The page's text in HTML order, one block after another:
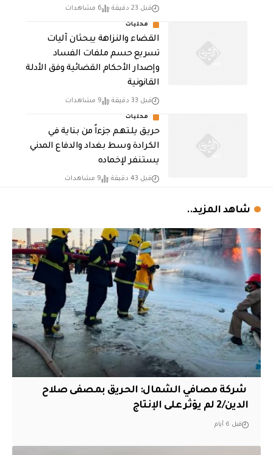
قبل 23 دقيقة 6 مشاهدات
محليات
القضاء والنزاهة يبحثان آليات
تسريع حسم ملفات الفساد
وإصدار الأحكام القضائية وفق الأدلة
القانونية
قبل 33 دقيقة 9 مشاهدات
محليات
حريق يلتهم جزءاً من بناية في
الكرادة وسط بغداد والدفاع المدني
يستنفر لإخماده
قبل 43 دقيقة 9 مشاهدات
شاهد المزيد..
‏ شركة مصافي الشمال: الحريق بمصفى صلاح
الدين/2 لم يؤثر على الإنتاج
قبل 6 أيام